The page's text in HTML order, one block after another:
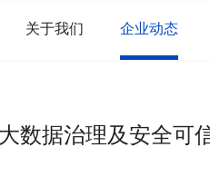
关于我们 企业动态
数据治理及安全可